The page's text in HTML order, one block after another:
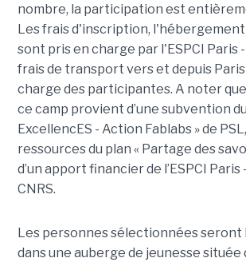
nombre, la participation est
Les frais d'inscription,
sont pris en charge par l'ESPCI Paris -
frais de transport vers et depuis
charge des participantes. A noter
ce camp provient d’une subvention
ExcellencES - Action Fablabs » de
ressources du plan « Partage des
d’un apport financier de l’ESPCI Paris
CNRS.
Les personnes sélectionnées seront
dans une auberge de jeunesse située